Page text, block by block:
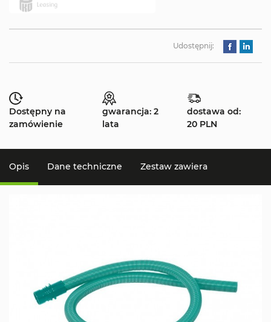
Udostępnij:
Dostępny na
zamówienie
gwarancja: 2
lata
dostawa od:
20 PLN
Opis Dane techniczne Zestaw zawiera